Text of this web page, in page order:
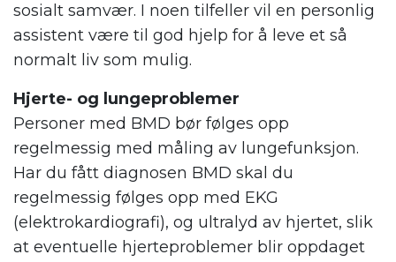
sosialt samvær. I noen tilfeller vil en personlig
assistent være til god hjelp for å leve et så
normalt liv som mulig.
Hjerte- og lungeproblemer
Personer med BMD bør følges opp
regelmessig med måling av lungefunksjon.
Har du fått diagnosen BMD skal du
regelmessig følges opp med EKG
(elektrokardiografi), og ultralyd av hjertet, slik
at eventuelle hjerteproblemer blir oppdaget